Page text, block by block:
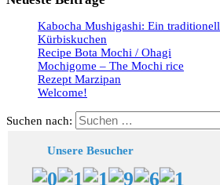
Kabocha Mushigashi: Ein
Kürbiskuchen
Recipe Bota Mochi / Ohagi
Mochigome – The Mochi rice
Rezept Marzipan
Welcome!
Suchen nach:
Unsere Besucher